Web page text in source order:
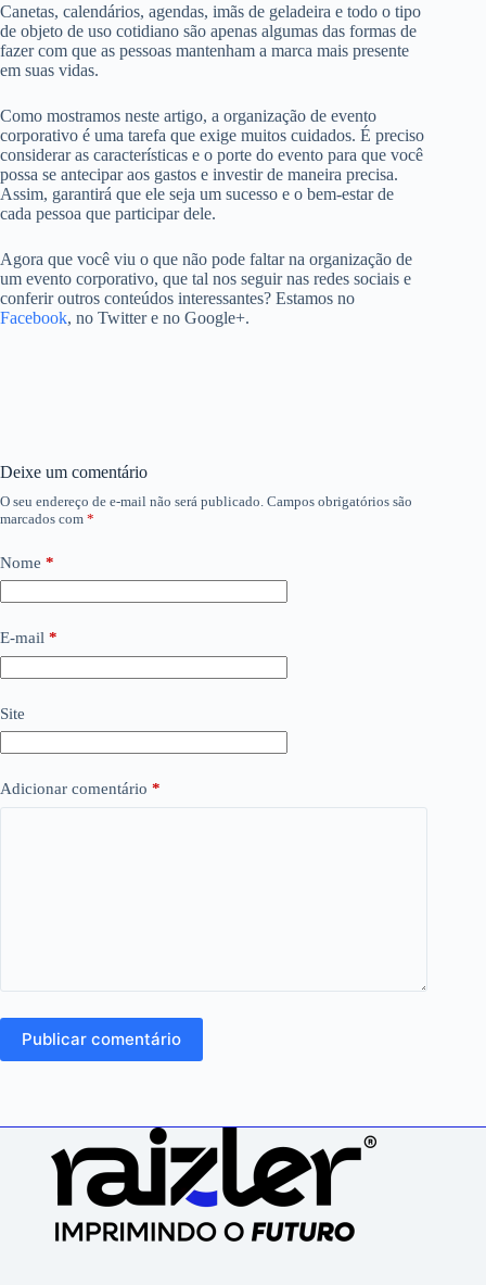
Canetas, calendários, agendas, imãs de geladeira e todo o tipo
de objeto de uso cotidiano são apenas algumas das formas de
fazer com que as pessoas mantenham a marca mais presente
em suas vidas.
Como mostramos neste artigo, a organização de evento
corporativo é uma tarefa que exige muitos cuidados. É preciso
considerar as características e o porte do evento para que você
possa se antecipar aos gastos e investir de maneira precisa.
Assim, garantirá que ele seja um sucesso e o bem-estar de
cada pessoa que participar dele.
Agora que você viu o que não pode faltar na organização de
um evento corporativo, que tal nos seguir nas redes sociais e
conferir outros conteúdos interessantes? Estamos no
Facebook, no Twitter e no Google+.
Deixe um comentário
O seu endereço de e-mail não será publicado. Campos obrigatórios são
marcados com *
Nome *
E-mail *
Site
Adicionar comentário *
Publicar comentário